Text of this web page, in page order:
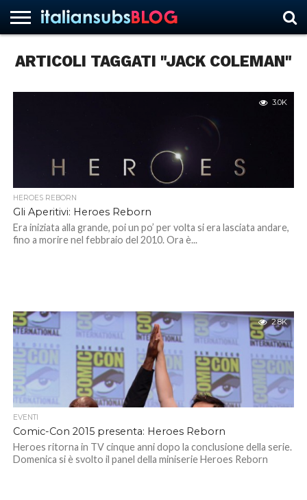
NEWS
ASCOLTI
RECENSIONI
INTERVISTE
CURIOSITÀ
CHI
CONTATTACI
FORUM
ITALIANSUBS
ARTICOLI TAGGATI "JACK COLEMAN"
3.0K
HEROES REBORN
Gli Aperitivi: Heroes Reborn
Era iniziata alla grande, poi un po’ per volta si era lasciata andare,
fino a morire nel febbraio del 2010. Ora è...
2.8K
EVENTI
Comic-Con 2015 presenta: Heroes Reborn
Heroes ritorna in TV cinque anni dopo la conclusione della serie.
Domenica si è svolto il panel della miniserie Heroes Reborn